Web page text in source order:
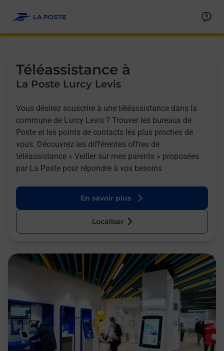
Téléassistance à
La Poste Lurcy Levis
Vous désirez souscrire à une téléassistance dans la
commune de Lurcy Levis ? Trouver les bureaux de
Poste et les points de contacts les plus proches de
vous. Découvrez les différentes offres de
téléassistance « Veiller sur mes parents » proposées
par La Poste pour répondre à vos besoins
En savoir plus
Localiser